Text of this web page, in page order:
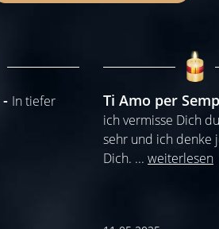
In tiefer
Ti Amo per
ich vermisse Dich
sehr und ich denke
Dich. ... weiterlesen